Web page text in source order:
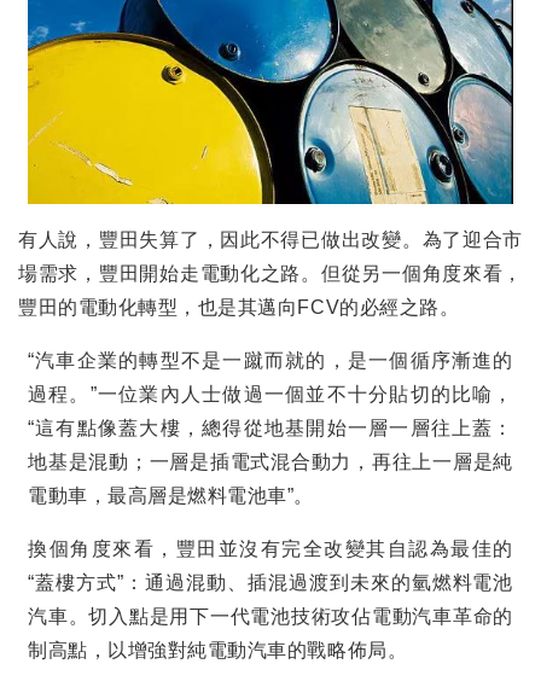
有人說，豐田失算了，因此不得已做出改變。為了迎合市
場需求，豐田開始走電動化之路。但從另一個角度來看，
豐田的電動化轉型，也是其邁向 FCV的必經之路。
“汽車企業的轉型不是一蹴而就的，是一個循序漸進的
過程。 ”一位業內人士做過一個並不十分貼切的比喻，
“這有點像蓋大樓，總得從地基開始一層一層往上蓋：
地基是混動；一層是插電式混合動力，再往上一層是純
電動車，最高層是燃料電池車”。
換個角度來看，豐田並沒有完全改變其自認為最佳的
“蓋樓方式” ：通過混動、插混過渡到未來的氫燃料電池
汽車。切入點是用下一代電池技術攻佔電動汽車革命的
制高點，以增強對純電動汽車的戰略佈局。